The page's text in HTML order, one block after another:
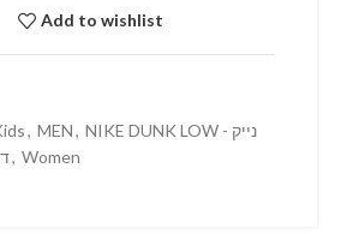
Add to wishlist
, MEN, NIKE DUNK LOW - נייק
, Women